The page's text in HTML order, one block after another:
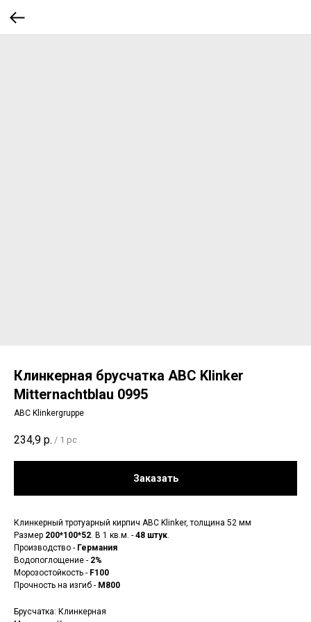
Клинкерная брусчатка ABC Klinker
Mitternachtblau 0995
ABC Klinkergruppe
234,9 р. / 1 pc
Заказать
Клинкерный тротуарный кирпич ABC Klinker, толщина 52 мм
Размер 200*100*52. В 1 кв.м. - 48 штук.
Производство - Германия
Водопоглощение - 2%
Морозостойкость - F100
Прочность на изгиб - М800
Брусчатка: Клинкерная